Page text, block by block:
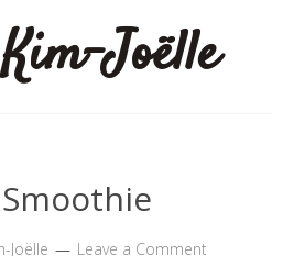
Joëlle Leave a Comment